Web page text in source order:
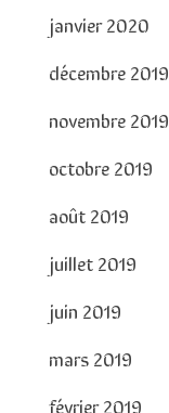
janvier 2020
décembre 2019
novembre 2019
octobre 2019
août 2019
juillet 2019
juin 2019
mars 2019
février 2019